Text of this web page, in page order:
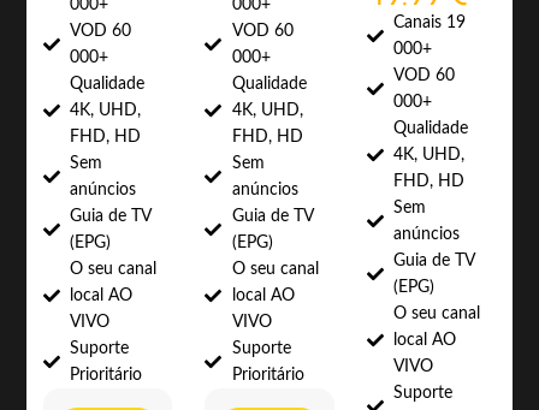
000+
VOD 60
000+
Qualidade
4K, UHD,
FHD, HD
Sem
anúncios
Guia de TV
(EPG)
O seu canal
local AO
VIVO
Suporte
Prioritário
000+
VOD 60
000+
Qualidade
4K, UHD,
FHD, HD
Sem
anúncios
Guia de TV
(EPG)
O seu canal
local AO
VIVO
Suporte
Prioritário
Canais 19
000+
VOD 60
000+
Qualidade
4K, UHD,
FHD, HD
Sem
anúncios
Guia de TV
(EPG)
O seu canal
local AO
VIVO
Suporte